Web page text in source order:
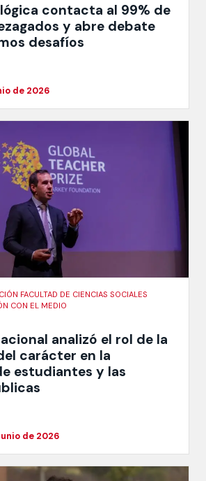
contacta al 99% de
y abre debate
desafíos
de 2026
FACULTAD DE CIENCIAS SOCIALES
CON EL MEDIO
analizó el rol de la
carácter en la
estudiantes y las
de 2026